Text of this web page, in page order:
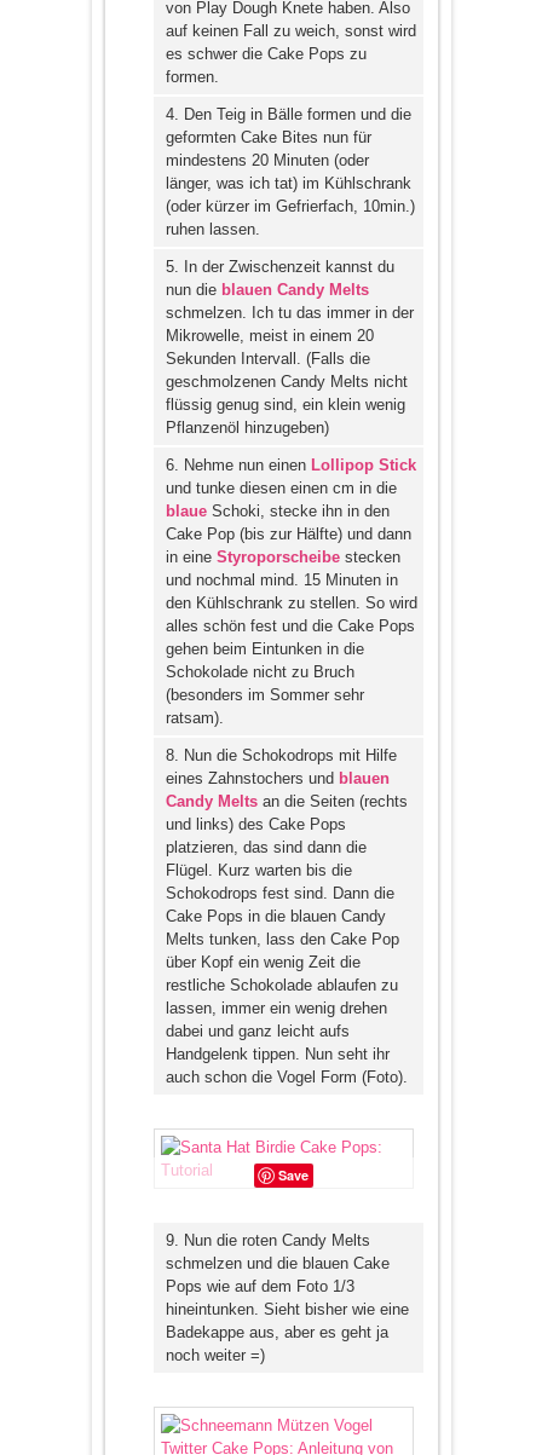
von Play Dough Knete haben. Also
auf keinen Fall zu weich, sonst wird
es schwer die Cake Pops zu
formen.
4. Den Teig in Bälle formen und die
geformten Cake Bites nun für
mindestens 20 Minuten (oder
länger, was ich tat) im Kühlschrank
(oder kürzer im Gefrierfach, 10min.)
ruhen lassen.
5. In der Zwischenzeit kannst du
nun die blauen Candy Melts
schmelzen. Ich tu das immer in der
Mikrowelle, meist in einem 20
Sekunden Intervall. (Falls die
geschmolzenen Candy Melts nicht
flüssig genug sind, ein klein wenig
Pflanzenöl hinzugeben)
6. Nehme nun einen Lollipop Stick
und tunke diesen einen cm in die
blaueSchoki, stecke ihn in den
Cake Pop (bis zur Hälfte) und dann
in eine Styroporscheibestecken
und nochmal mind. 15 Minuten in
den Kühlschrank zu stellen. So wird
alles schön fest und die Cake Pops
gehen beim Eintunken in die
Schokolade nicht zu Bruch
(besonders im Sommer sehr
ratsam).
8. Nun die Schokodrops mit Hilfe
eines Zahnstochers und blauen
Candy Meltsan die Seiten (rechts
und links) des Cake Pops
platzieren, das sind dann die
Flügel. Kurz warten bis die
Schokodrops fest sind. Dann die
Cake Pops in die blauen Candy
Melts tunken, lass den Cake Pop
über Kopf ein wenig Zeit die
restliche Schokolade ablaufen zu
lassen, immer ein wenig drehen
dabei und ganz leicht aufs
Handgelenk tippen. Nun seht ihr
auch schon die Vogel Form (Foto).
Save
9. Nun die roten Candy Melts
schmelzen und die blauen Cake
Pops wie auf dem Foto 1/3
hineintunken. Sieht bisher wie eine
Badekappe aus, aber es geht ja
noch weiter =)